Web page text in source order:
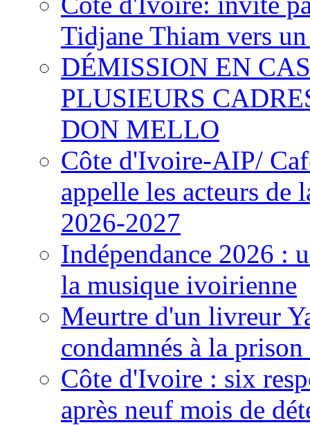
Tidjane Thiam vers
DÉMISSION EN
PLUSIEURS
DON MELLO
Côte d'Ivoire-AIP/
appelle les acteurs de
2026-2027
Indépendance 2026 :
la musique ivoirienne
Meurtre d'un livreur
condamnés à la
Côte d'Ivoire : six
après neuf mois de